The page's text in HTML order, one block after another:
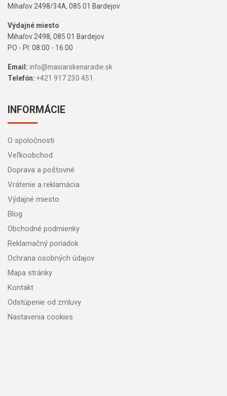
Mihaľov 2498/34A, 085 01 Bardejov
Výdajné miesto
Mihaľov 2498, 085 01 Bardejov
PO - PI: 08:00 - 16:00
Email: info@masiarskenaradie.sk
Telefón: +421 917 230 451
INFORMÁCIE
O spoločnosti
Veľkoobchod
Doprava a poštovné
Vrátenie a reklamácia
Výdajné miesto
Blog
Obchodné podmienky
Reklamačný poriadok
Ochrana osobných údajov
Mapa stránky
Kontakt
Odstúpenie od zmluvy
Nastavenia cookies